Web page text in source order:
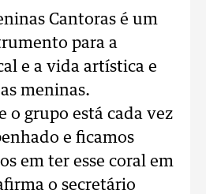
Cantoras é um
para a
e a vida artística e
meninas.
o grupo está cada vez
e ficamos
em ter esse coral em
o secretário